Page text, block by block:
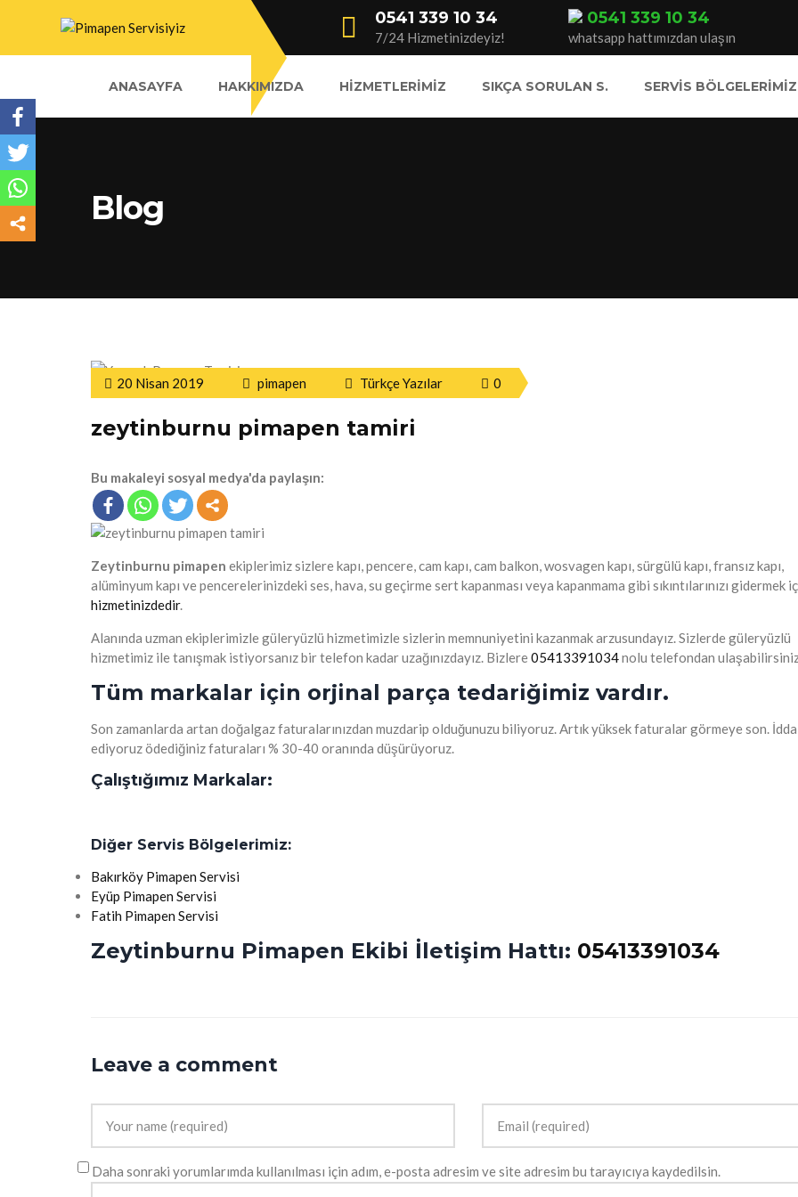
0541 339 10 34
7/24 Hizmetinizdeyiz!
0541 339 10 34
whatsapp hattımızdan ulaşın
ANASAYFA HAKKIMIZDA HIZMETLERIMIZ SIKÇA SORULAN S. SERVIS BÖLGELERIMIZ
Blog
20 Nisan 2019 pimapen Türkçe Yazılar 0
zeytinburnu pimapen tamiri
Bu makaleyi sosyal medya'da paylaşın:
Zeytinburnu pimapen ekiplerimiz sizlere kapı, pencere, cam kapı, cam balkon, wosvagen kapı, sürgülü kapı, fransız kapı,
alüminyum kapı ve pencerelerinizdeki ses, hava, su geçirme sert kapanması veya kapanmama gibi sıkıntılarınızı gidermek
hizmetinizdedir.
Alanında uzman ekiplerimizle güleryüzlü hizmetimizle sizlerin memnuniyetini kazanmak arzusundayız. Sizlerde güleryüzlü
hizmetimiz ile tanışmak istiyorsanız bir telefon kadar uzağınızdayız. Bizlere05413391034nolu telefondan
Tüm markalar için orjinal parça tedariğimiz vardır.
Son zamanlarda artan doğalgaz faturalarınızdan muzdarip olduğunuzu biliyoruz. Artık yüksek faturalar görmeye son. İdda
ediyoruz ödediğiniz faturaları % 30-40 oranında düşürüyoruz.
Çalıştığımız Markalar:
Diğer Servis Bölgelerimiz:
Bakırköy Pimapen Servisi
Eyüp Pimapen Servisi
Fatih Pimapen Servisi
Zeytinburnu Pimapen Ekibi İletişim Hattı: 05413391034
Leave a comment
Daha sonraki yorumlarımda kullanılması için adım, e-posta adresim ve site adresim bu tarayıcıya kaydedilsin.